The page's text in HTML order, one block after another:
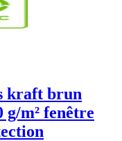
kraft brun
g/m² fenêtre